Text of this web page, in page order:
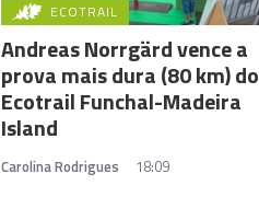
ECOTRAIL
Andreas Norrgärd vence a
prova mais dura (80 km) do
Ecotrail Funchal-Madeira
Island
Carolina Rodrigues 18:09